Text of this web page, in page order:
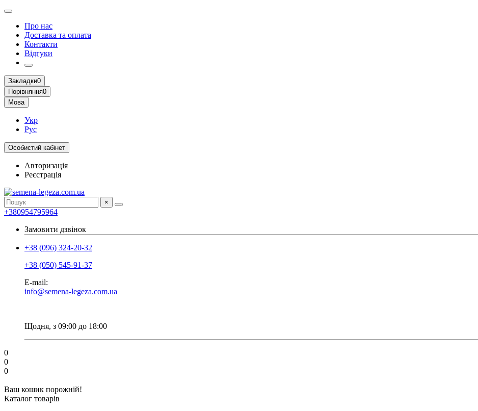
Про нас
Доставка та оплата
Контакти
Відгуки
Закладки0
Порівняння0
Мова
Укр
Рус
Особистий кабінет
Авторизація
Реєстрація
×
+380954795964
Замовити дзвінок
+38 (096) 324-20-32
+38 (050) 545-91-37
E-mail:
info@semena-legeza.com.ua
Щодня, з 09:00 до 18:00
0
0
0
Ваш кошик порожній!
Каталог товарів